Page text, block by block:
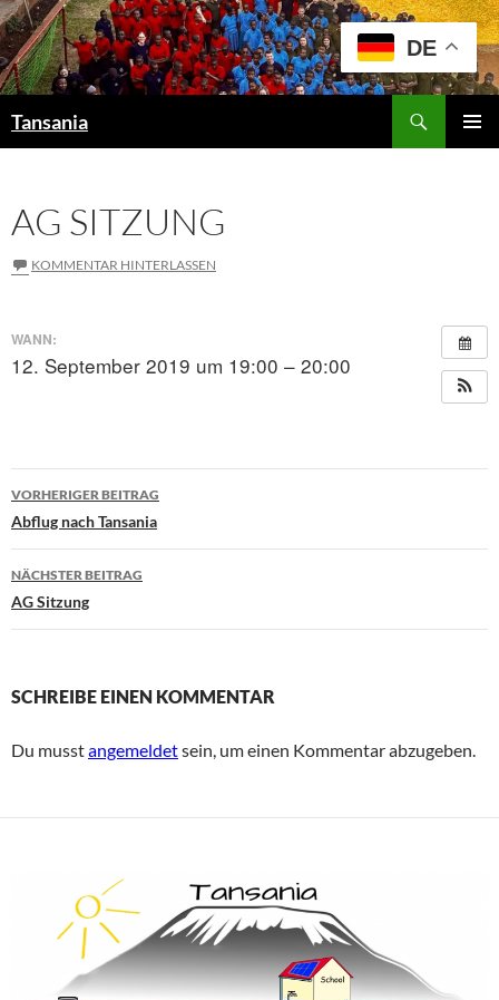
Zum
Inhalt
springen
Tansania
AG SITZUNG
KOMMENTAR HINTERLASSEN
WANN:
12. September 2019 um 19:00 – 20:00
Beitragsnavigation
VORHERIGER BEITRAG
Abflug nach Tansania
NÄCHSTER BEITRAG
AG Sitzung
SCHREIBE EINEN KOMMENTAR
Du musstangemeldetsein, um einen Kommentar abzugeben.
DE